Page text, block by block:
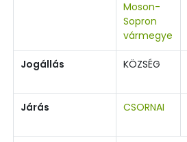
Moson-
Sopron
vármegye
Jogállás KÖZSÉG
Járás CSORNAI